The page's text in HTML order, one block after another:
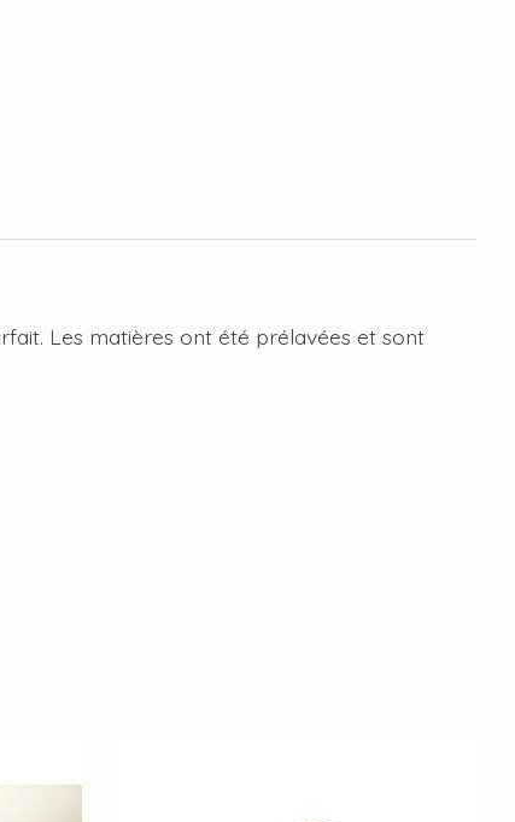
Les matières ont été prélavées et sont